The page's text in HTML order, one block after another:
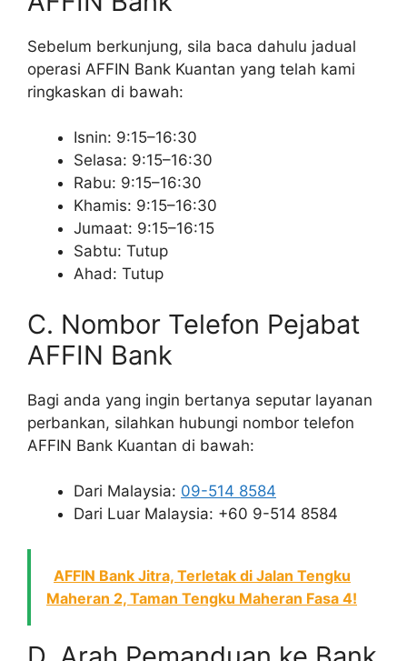
Sebelum berkunjung, sila baca dahulu jadual
operasi AFFIN Bank Kuantan yang telah kami
ringkaskan di bawah:
Isnin: 9:15–16:30
Selasa: 9:15–16:30
Rabu: 9:15–16:30
Khamis: 9:15–16:30
Jumaat: 9:15–16:15
Sabtu: Tutup
Ahad: Tutup
C. Nombor Telefon Pejabat
AFFIN Bank
Bagi anda yang ingin bertanya seputar layanan
perbankan, silahkan hubungi nombor telefon
AFFIN Bank Kuantan di bawah:
Dari Malaysia: 09-514 8584
Dari Luar Malaysia: +60 9-514 8584
AFFIN Bank Jitra, Terletak di Jalan Tengku
Maheran 2, Taman Tengku Maheran Fasa 4!